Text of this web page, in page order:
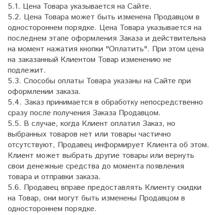
5.1. Цена Товара указывается на Сайте.
5.2. Цена Товара может быть изменена Продавцом в
одностороннем порядке. Цена Товара указывается на
последнем этапе оформления Заказа и действительна
на момент нажатия кнопки "Оплатить". При этом цена
на заказанный Клиентом Товар изменению не
подлежит.
5.3. Способы оплаты Товара указаны на Сайте при
оформлении заказа.
5.4. Заказ принимается в обработку непосредственно
сразу после получения Заказа Продавцом.
5.5. В случае, когда Клиент оплатил Заказ, но
выбранных товаров нет или товары частично
отсутствуют, Продавец информирует Клиента об этом.
Клиент может выбрать другие товары или вернуть
свои денежные средства до момента появления
товара и отправки заказа.
5.6. Продавец вправе предоставлять Клиенту скидки
на Товар, они могут быть изменены Продавцом в
одностороннем порядке.